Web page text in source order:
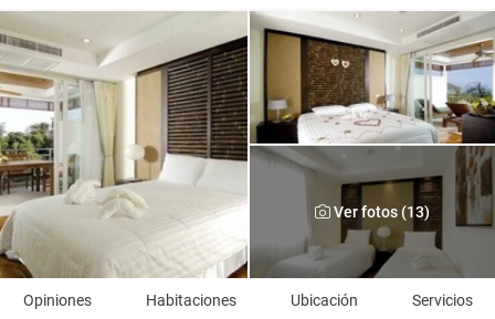
Ver fotos (13)
Opiniones Habitaciones Ubicación Servicios